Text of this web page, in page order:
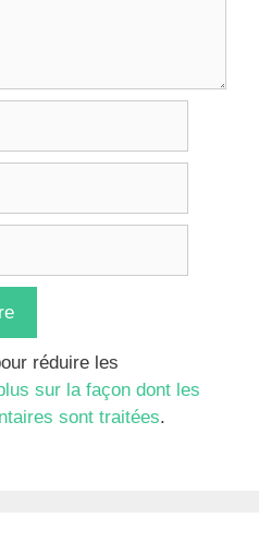
réduire les
sur la façon dont les
sont traitées.